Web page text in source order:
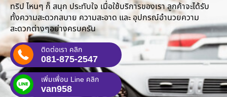
ทริป ไหนๆ ก็ สนุก ประทับใจ เมื่อใช้บริการของเรา ลูกค้าจะได้รับ
ทั้งความสะดวกสบาย ความสะอาด และ อุปกรณ์อำนวยความ
สะดวกต่างๆอย่างครบครัน
ติดต่อเรา คลิก
081-875-2547
เพิ่มเพื่อน Line คลิก
van958